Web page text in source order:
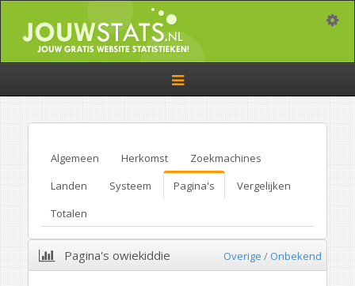
Toggle
navigation
Algemeen Herkomst
Zoekmachines
Landen
Systeem Pagina's
Vergelijken
Totalen
Pagina's owiekiddie Overige /Onbekend